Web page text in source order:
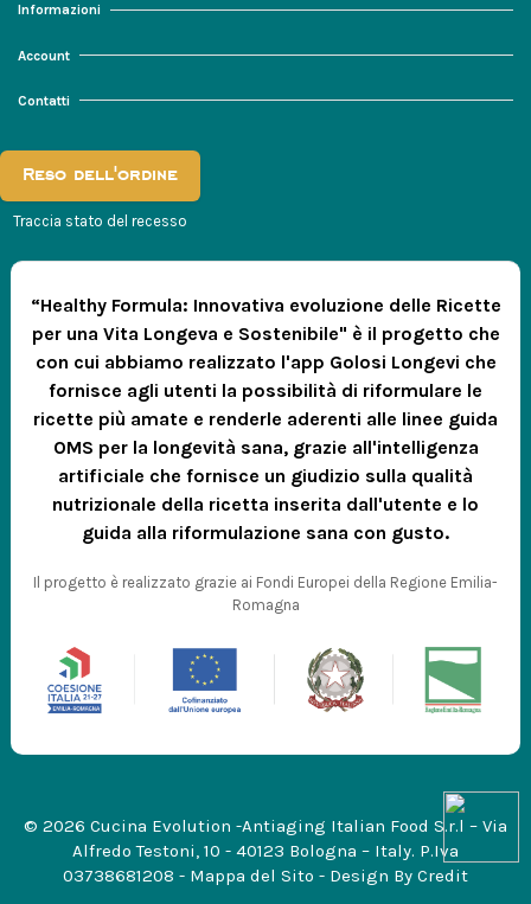
Informazioni
Account
Contatti
Reso dell'ordine
Traccia stato del recesso
“Healthy Formula: Innovativa evoluzione delle Ricette
per una Vita Longeva e Sostenibile" è il progetto che
con cui abbiamo realizzato l'app Golosi Longevi che
fornisce agli utenti la possibilità di riformulare le
ricette più amate e renderle aderenti alle linee guida
OMS per la longevità sana, grazie all'intelligenza
artificiale che fornisce un giudizio sulla qualità
nutrizionale della ricetta inserita dall'utente e lo
guida alla riformulazione sana con gusto.
Il progetto è realizzato grazie ai Fondi Europei della Regione Emilia-
Romagna
© 2026 Cucina Evolution -Antiaging Italian Food S.r.l – Via
Alfredo Testoni, 10 - 40123 Bologna – Italy. P.Iva
03738681208 - Mappa del Sito - Design By Credit